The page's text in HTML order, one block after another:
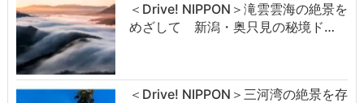
＜Drive! NIPPON＞滝雲雲海の絶景を
めざして 新潟・奥只見の秘境ド…
＜Drive! NIPPON＞三河湾の絶景を存